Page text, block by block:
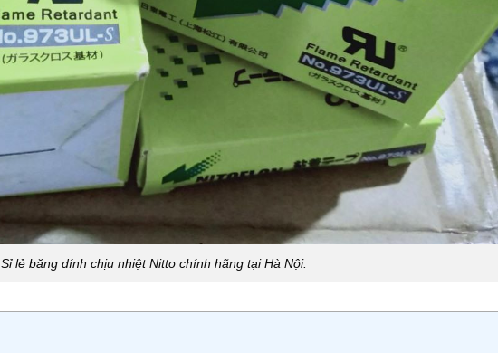
Sỉ lẻ băng dính chịu nhiệt Nitto chính hãng tại Hà Nội.